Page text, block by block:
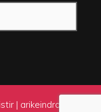
| arikeindrok.com